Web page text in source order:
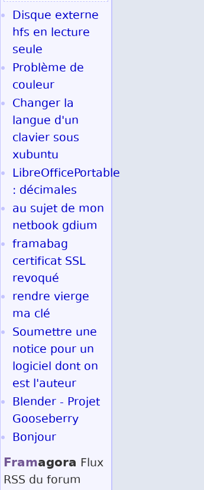
Disque externe
hfs en lecture
seule
Problème de
couleur
Changer la
langue d'un
clavier sous
xubuntu
LibreOfficePortable
: décimales
au sujet de mon
netbook gdium
framabag
certificat SSL
revoqué
rendre vierge
ma clé
Soumettre une
notice pour un
logiciel dont on
est l'auteur
Blender - Projet
Gooseberry
Bonjour
Framagora Flux
RSS du forum